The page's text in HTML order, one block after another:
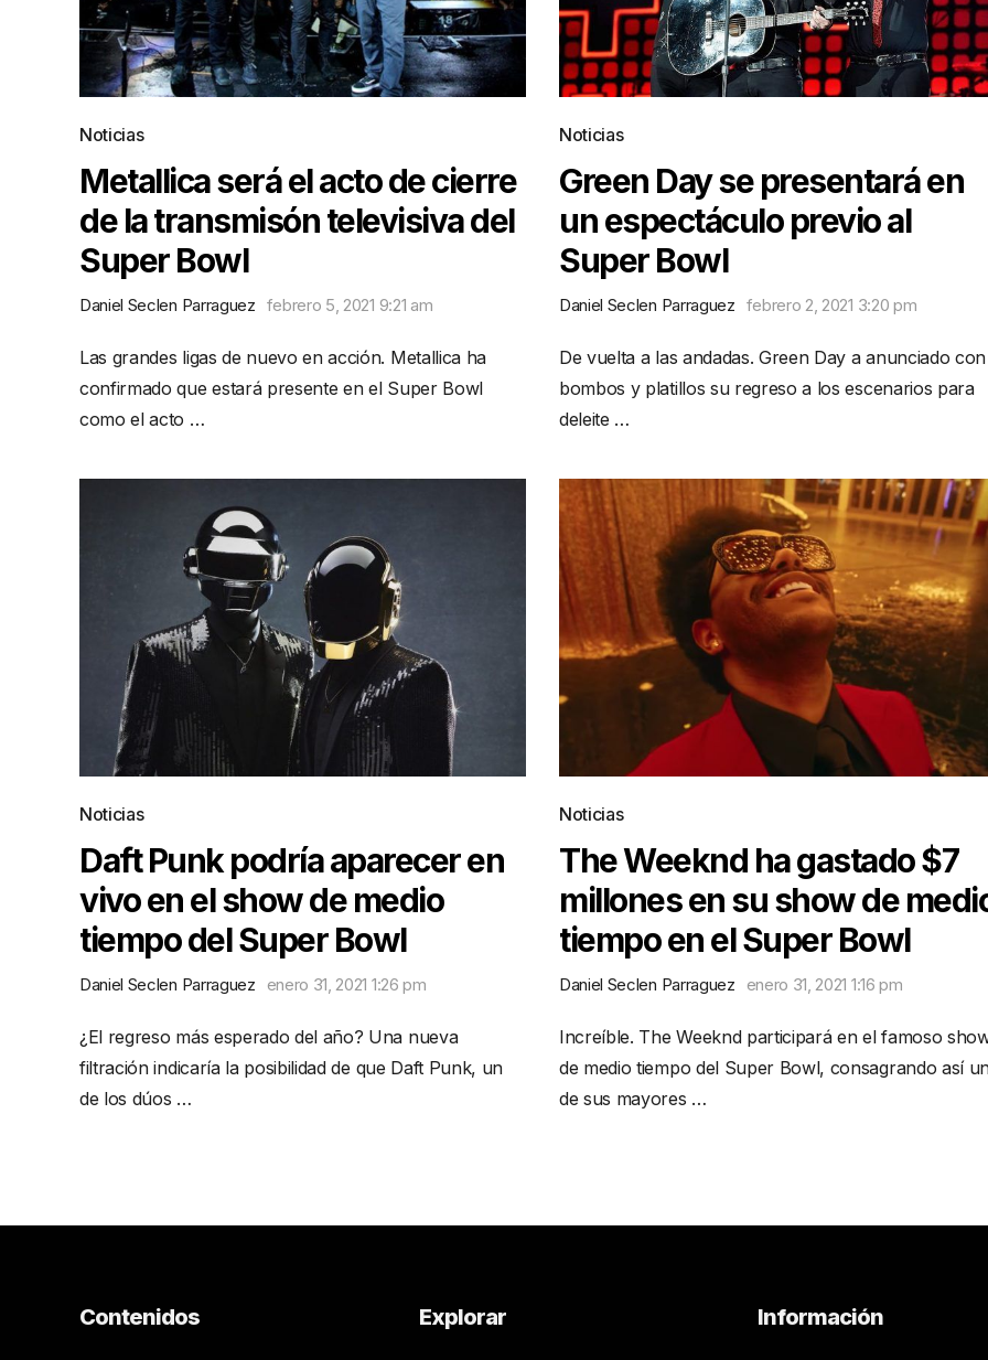
Noticias
Metallica será el acto de cierre
de la transmisón televisiva del
Super Bowl
Daniel Seclen Parraguez febrero 5, 2021 9:21 am
Las grandes ligas de nuevo en acción. Metallica ha
confirmado que estará presente en el Super Bowl
como el acto …
Noticias
Green Day se presentará en
un espectáculo previo al
Super Bowl
Daniel Seclen Parraguez febrero 2, 2021 3:20 pm
De vuelta a las andadas. Green Day a anunciado con
bombos y platillos su regreso a los escenarios para
deleite …
Noticias
Daft Punk podría aparecer en
vivo en el show de medio
tiempo del Super Bowl
Daniel Seclen Parraguez enero 31, 2021 1:26 pm
¿El regreso más esperado del año? Una nueva
filtración indicaría la posibilidad de que Daft Punk, un
de los dúos …
Noticias
The Weeknd ha gastado $7
millones en su show de
tiempo en el Super Bowl
Daniel Seclen Parraguez enero 31, 2021 1:16 pm
Increíble. The Weeknd participará en el famoso
de medio tiempo del Super Bowl, consagrando así
de sus mayores …
Contenidos Explorar Información